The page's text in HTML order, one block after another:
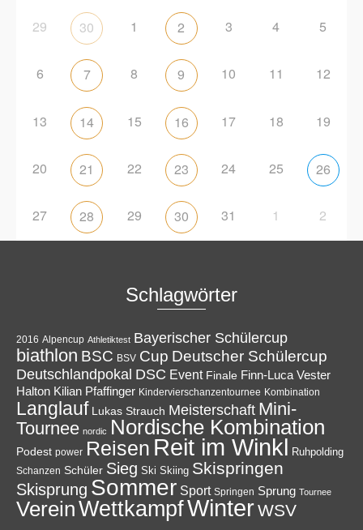
29 30 1 2 3 4 5
6 7 8 9 10 11 12
13 14 15 16 17 18 19
20 21 22 23 24 25 26
27 28 29 30 31 1 2
Schlagwörter
2016 Alpencup Athletiktest Bayerischer Schülercup
biathlon BSC BSV Cup Deutscher Schülercup
Deutschlandpokal DSC Event Finale Finn-Luca Vester
Halton Kilian Pfaffinger Kindervierschanzentournee Kombination
Langlauf Lukas Strauch Meisterschaft Mini-
Tournee nordic Nordische Kombination
Podest power Reisen Reit im Winkl Ruhpolding
Schanzen Schüler Sieg Ski Skiing Skispringen
Skisprung Sommer Sport Springen Sprung Tournee
VereinWettkampfWinterWSV